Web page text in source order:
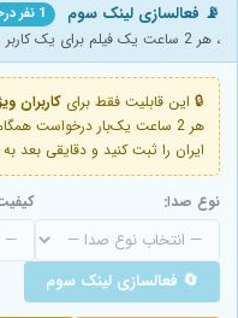
📡 فعالسازی لینک سوم 1 نفر درخواست داده
، هر 2 ساعت یک فیلم برای یک کاربر ویژه
🔒 این قابلیت فقط برای کاربران
ایران را ثبت کنید و دقایقی
نوع صدا:
🔄 فعالسازی لینک سوم